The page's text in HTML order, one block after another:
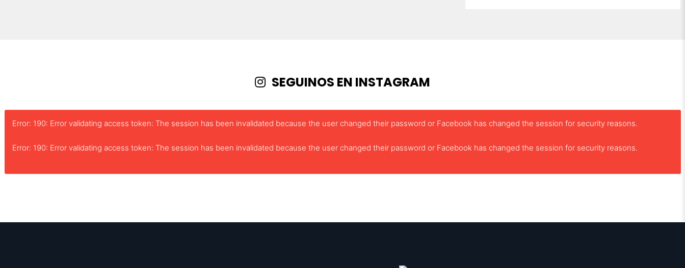
SEGUINOS EN INSTAGRAM
Error: 190: Error validating access token: The session has been invalidated because the user changed their password or Facebook has changed the session for security reasons.
Error: 190: Error validating access token: The session has been invalidated because the user changed their password or Facebook has changed the session for security reasons.